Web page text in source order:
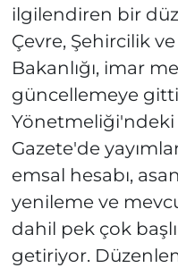
ilgilendiren bir
Çevre, Şehircilik
Bakanlığı, imar
güncellemeye
Yönetmeliği'ndeki
Gazete'de
emsal hesabı,
yenileme ve
dahil pek çok
getiriyor.